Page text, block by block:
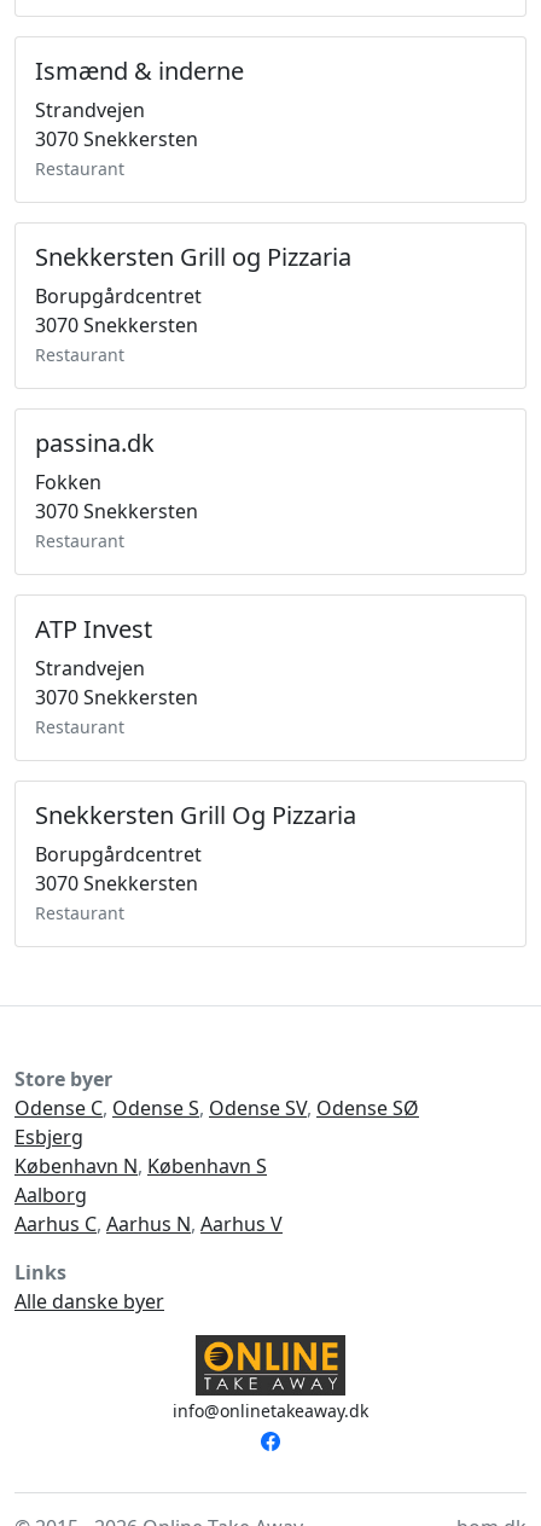
Ismænd & inderne
Strandvejen
3070 Snekkersten
Restaurant
Snekkersten Grill og Pizzaria
Borupgårdcentret
3070 Snekkersten
Restaurant
passina.dk
Fokken
3070 Snekkersten
Restaurant
ATP Invest
Strandvejen
3070 Snekkersten
Restaurant
Snekkersten Grill Og Pizzaria
Borupgårdcentret
3070 Snekkersten
Restaurant
Store byer
Odense C, Odense S, Odense SV, Odense SØ
Esbjerg
København N, København S
Aalborg
Aarhus C, Aarhus N, Aarhus V
Links
Alle danske byer
info@onlinetakeaway.dk